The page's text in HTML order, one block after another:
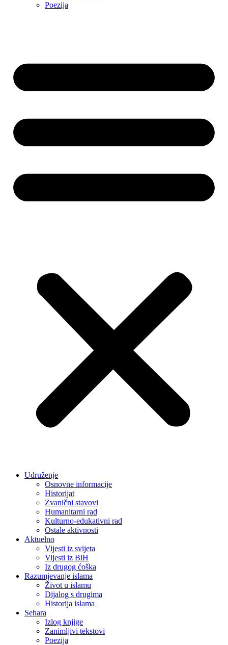
Poezija
Udruženje
Osnovne informacije
Historijat
Zvanični stavovi
Humanitarni rad
Kulturno-edukativni rad
Ostale aktivnosti
Aktuelno
Vijesti iz svijeta
Vijesti iz BiH
Iz drugog ćoška
Razumjevanje islama
Život u islamu
Dijalog s drugima
Historija islama
Sehara
Izlog knjige
Zanimljivi tekstovi
Poezija